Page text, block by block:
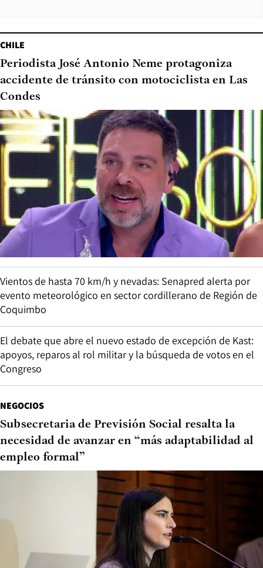
CHILE
Periodista José Antonio Neme protagoniza
accidente de tránsito con motociclista en Las
Condes
Vientos de hasta 70 km/h y nevadas: Senapred alerta por
evento meteorológico en sector cordillerano de Región de
Coquimbo
El debate que abre el nuevo estado de excepción de Kast:
apoyos, reparos al rol militar y la búsqueda de votos en el
Congreso
NEGOCIOS
Subsecretaria de Previsión Social resalta la
necesidad de avanzar en “más adaptabilidad al
empleo formal”